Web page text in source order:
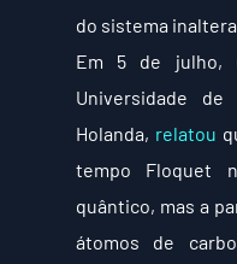
do sistema
Em 5 de julho,
Universidade
Holanda, relatou
tempo Floquet
quântico, mas a
átomos de